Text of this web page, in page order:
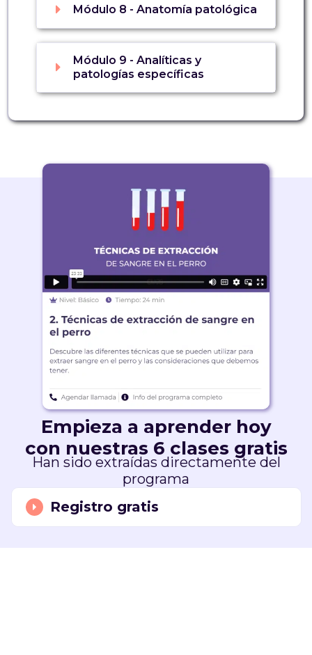
Módulo 8 - Anatomía patológica
Módulo 9 - Analíticas y
patologías específicas
Empieza a aprender hoy
con nuestras 6 clases gratis
Han sido extraídas directamente del
programa
Registro gratis